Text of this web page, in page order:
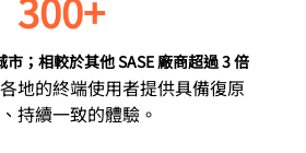
市；相較於其他 SASE 廠商超過 3 倍
地的終端使用者提供具備復原
持續一致的體驗。